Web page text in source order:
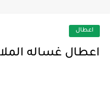
اعطال
اعطال غساله